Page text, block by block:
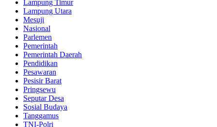
Lampung Timur
Lampung Utara
Mesuji
Nasional
Parlemen
Pemerintah
Pemerintah Daerah
Pendidikan
Pesawaran
Pesisir Barat
Pringsewu
Seputar Desa
Sosial Budaya
Tanggamus
TNI-Polri